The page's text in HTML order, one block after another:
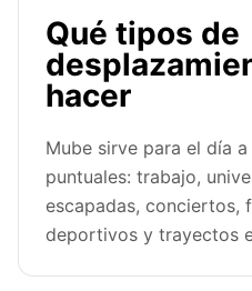
Qué tipos de
hacer
Mube sirve para el día
puntuales: trabajo,
escapadas, conciertos,
deportivos y trayectos